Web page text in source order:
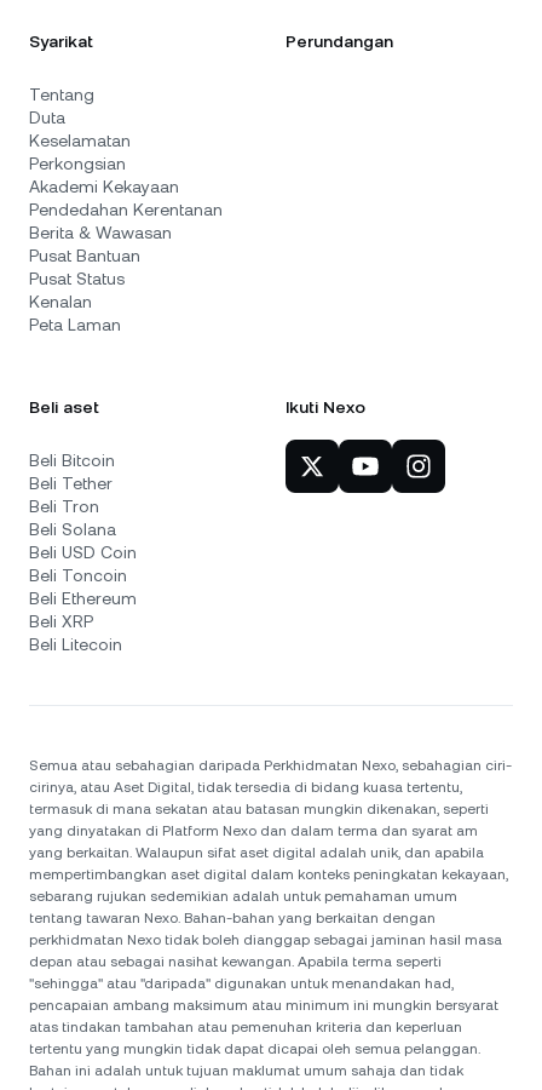
Syarikat
Tentang
Duta
Keselamatan
Perkongsian
Akademi Kekayaan
Pendedahan Kerentanan
Berita & Wawasan
Pusat Bantuan
Pusat Status
Kenalan
Peta Laman
Perundangan
Beli aset
Beli Bitcoin
Beli Tether
Beli Tron
Beli Solana
Beli USD Coin
Beli Toncoin
Beli Ethereum
Beli XRP
Beli Litecoin
Ikuti Nexo
Semua atau sebahagian daripada Perkhidmatan Nexo, sebahagian ciri-
cirinya, atau Aset Digital, tidak tersedia di bidang kuasa tertentu,
termasuk di mana sekatan atau batasan mungkin dikenakan, seperti
yang dinyatakan di Platform Nexo dan dalam terma dan syarat am
yang berkaitan. Walaupun sifat aset digital adalah unik, dan apabila
mempertimbangkan aset digital dalam konteks peningkatan kekayaan,
sebarang rujukan sedemikian adalah untuk pemahaman umum
tentang tawaran Nexo. Bahan-bahan yang berkaitan dengan
perkhidmatan Nexo tidak boleh dianggap sebagai jaminan hasil masa
depan atau sebagai nasihat kewangan. Apabila terma seperti
"sehingga" atau "daripada" digunakan untuk menandakan had,
pencapaian ambang maksimum atau minimum ini mungkin bersyarat
atas tindakan tambahan atau pemenuhan kriteria dan keperluan
tertentu yang mungkin tidak dapat dicapai oleh semua pelanggan.
Bahan ini adalah untuk tujuan maklumat umum sahaja dan tidak